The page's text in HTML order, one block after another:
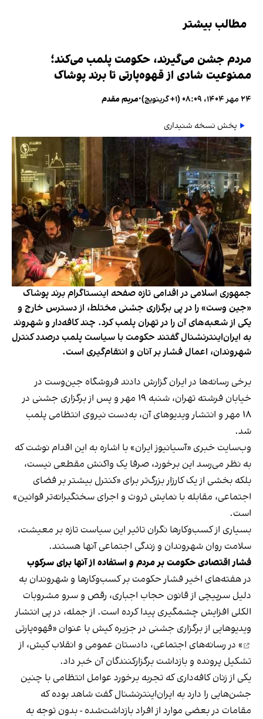
مطالب بیشتر
مردم جشن می‌گیرند، حکومت پلمب می‌کند؛
ممنوعیت شادی از قهوه‌پارتی تا برند پوشاک
۲۴ مهر ۱۴۰۴، ۰۸:۰۹ (‎+۱ گرینویچ) •مریم مقدم
پخش نسخه شنیداری
جمهوری اسلامی در اقدامی تازه صفحه اینستاگرام برند پوشاک
«جین وست» را در پی برگزاری جشنی مختلط، از دسترس خارج و
یکی از شعبه‌های آن را در تهران پلمب کرد. چند کافه‌‌دار و شهروند
به ایران‌اینترنشنال گفتند حکومت با سیاست پلمب درصدد کنترل
شهروندان، اعمال فشار بر آنان و انتقام‌گیری است.
برخی رسانه‌ها در ایران گزارش دادند فروشگاه جین‌وست در
خیابان فرشته تهران، شنبه ۱۹ مهر و پس از برگزاری جشنی در
۱۸ مهر و انتشار ویدیوهای آن، به‌دست نیروی انتظامی پلمب
شد.
وب‌سایت خبری «آسیانیوز ایران» با اشاره به این اقدام نوشت که
به نظر می‌رسد این برخورد، صرفا یک واکنش مقطعی نیست،
بلکه بخشی از یک کارزار بزرگ‌تر برای «کنترل بیشتر بر فضای
اجتماعی، مقابله با نمایش ثروت و اجرای سختگیرانه‌تر قوانین»
است.
بسیاری از کسب‌وکارها نگران تاثیر این سیاست‌ تازه بر معیشت،
سلامت روان شهروندان و زندگی اجتماعی آنها هستند.
فشار اقتصادی حکومت بر مردم و استفاده از آنها برای سرکوب
در هفته‌های اخیر فشار حکومت بر کسب‌وکارها و شهروندان به
دلیل سرپیچی از قانون حجاب اجباری، رقص و سرو مشروبات
الکلی افزایش چشمگیری پیدا کرده است. از جمله، در پی انتشار
ویدیوهایی از برگزاری جشنی در جزیره کیش با عنوان «قهوه‌پارتی
» در رسانه‌های اجتماعی، دادستان عمومی و انقلاب کیش، از
تشکیل پرونده و بازداشت برگزارکنندگان آن خبر داد.
یکی از زنان کافه‌داری که تجربه برخورد عوامل انتظامی با چنین
جشن‌هایی را دارد به ایران‌اینترنشنال گفت شاهد بوده که
مقامات در بعضی موارد از افراد بازداشت‌‌شده - بدون توجه به